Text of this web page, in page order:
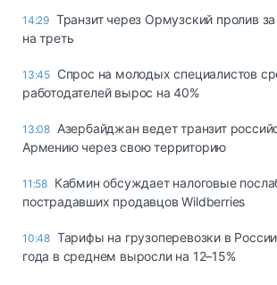
14:29 Транзит через Ормузский пролив
на треть
13:45 Спрос на молодых специалистов
работодателей вырос на 40%
13:08 Азербайджан ведет транзит
Армению через свою территорию
11:58 Кабмин обсуждает налоговые
пострадавших продавцов Wildberries
10:48 Тарифы на грузоперевозки в
года в среднем выросли на 12–15%